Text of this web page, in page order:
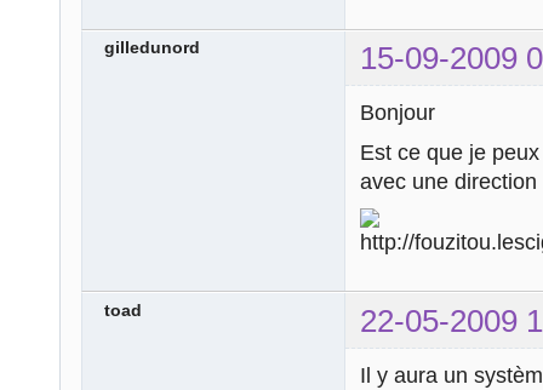
gilledunord 15-09-2009
Bonjour
Est ce que je
avec une
toad 22-05-2009
Il y aura un